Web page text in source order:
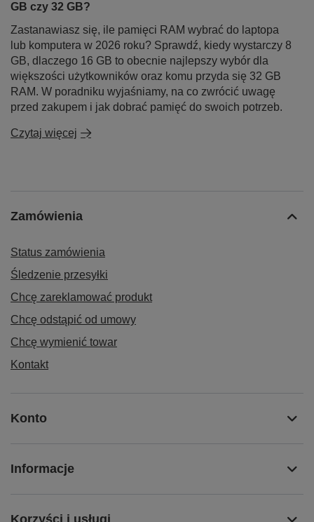
GB czy 32 GB?
Zastanawiasz się, ile pamięci RAM wybrać do laptopa
lub komputera w 2026 roku? Sprawdź, kiedy wystarczy 8
GB, dlaczego 16 GB to obecnie najlepszy wybór dla
większości użytkowników oraz komu przyda się 32 GB
RAM. W poradniku wyjaśniamy, na co zwrócić uwagę
przed zakupem i jak dobrać pamięć do swoich potrzeb.
Czytaj więcej
Zamówienia
Status zamówienia
Śledzenie przesyłki
Chcę zareklamować produkt
Chcę odstąpić od umowy
Chcę wymienić towar
Kontakt
Konto
Informacje